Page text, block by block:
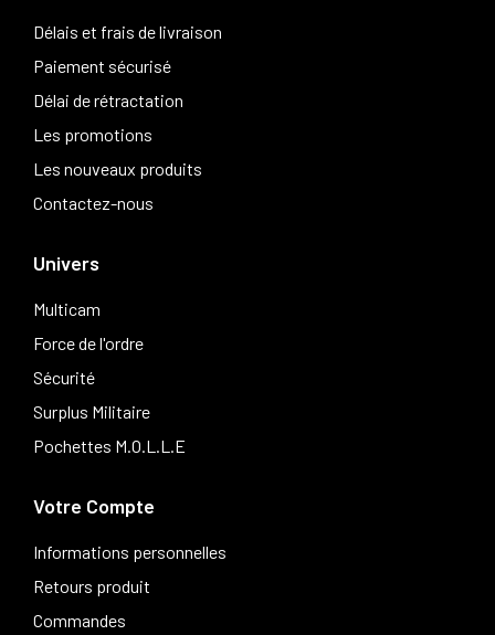
Délais et frais de livraison
Paiement sécurisé
Délai de rétractation
Les promotions
Les nouveaux produits
Contactez-nous
Univers
Multicam
Force de l'ordre
Sécurité
Surplus Militaire
Pochettes M.O.L.L.E
Votre Compte
Informations personnelles
Retours produit
Commandes